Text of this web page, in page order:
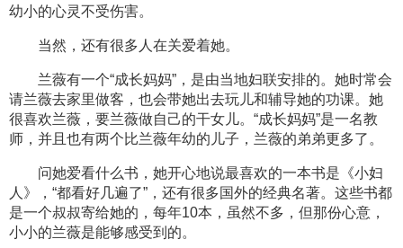
幼小的心灵不受伤害。
当然，还有很多人在关爱着她。
兰薇有一个“成长妈妈”，是由当地妇联安排的。她时常会
请兰薇去家里做客，也会带她出去玩儿和辅导她的功课。她
很喜欢兰薇，要兰薇做自己的干女儿。“成长妈妈”是一名教
师，并且也有两个比兰薇年幼的儿子，兰薇的弟弟更多了。
问她爱看什么书，她开心地说最喜欢的一本书是《小妇
人》，“都看好几遍了”，还有很多国外的经典名著。这些书都
是一个叔叔寄给她的，每年10本，虽然不多，但那份心意，
小小的兰薇是能够感受到的。